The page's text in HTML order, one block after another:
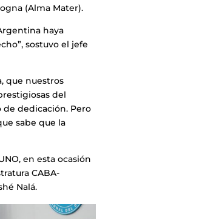
(Alma Mater).
haya
sostuvo el jefe
que nuestros
del
dedicación. Pero
sabe que la
en esta ocasión
CABA-
Nalá.